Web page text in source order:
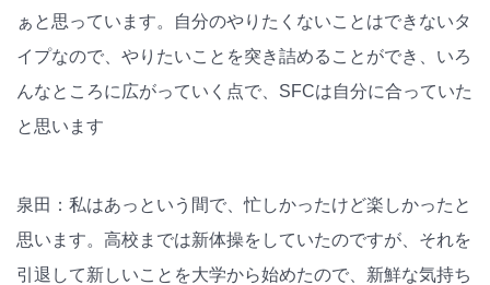
ぁと思っています。自分のやりたくないことはできないタ
イプなので、やりたいことを突き詰めることができ、いろ
んなところに広がっていく点で、SFCは自分に合っていた
と思います
泉田：私はあっという間で、忙しかったけど楽しかったと
思います。高校までは新体操をしていたのですが、それを
引退して新しいことを大学から始めたので、新鮮な気持ち